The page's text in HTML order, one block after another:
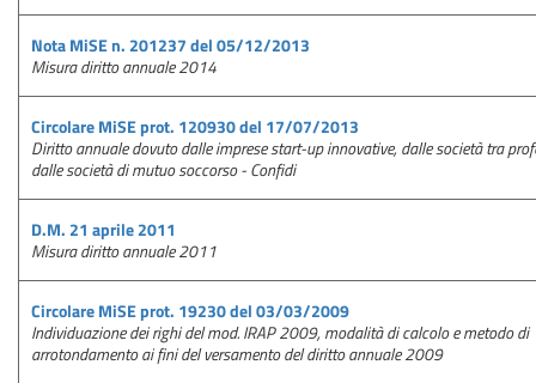
Nota MiSE n. 201237 del 05/12/2013
Misura diritto annuale 2014
Circolare MiSE prot. 120930 del 17/07/2013
Diritto annuale dovuto dalle imprese start-up innovative, dalle società tra
dalle società di mutuo soccorso - Confidi
D.M. 21 aprile 2011
Misura diritto annuale 2011
Circolare MiSE prot. 19230 del 03/03/2009
Individuazione dei righi del mod. IRAP 2009, modalità di calcolo e metodo di
arrotondamento ai fini del versamento del diritto annuale 2009